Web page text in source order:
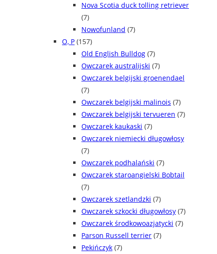
Nova Scotia duck tolling retriever
(7)
Nowofunland (7)
O, P (157)
Old English Bulldog (7)
Owczarek australijski (7)
Owczarek belgijski groenendael
(7)
Owczarek belgijski malinois (7)
Owczarek belgijski tervueren (7)
Owczarek kaukaski (7)
Owczarek niemiecki długowłosy
(7)
Owczarek podhalański (7)
Owczarek staroangielski Bobtail
(7)
Owczarek szetlandzki (7)
Owczarek szkocki długowłosy (7)
Owczarek środkowoazjatycki (7)
Parson Russell terrier (7)
Pekińczyk (7)